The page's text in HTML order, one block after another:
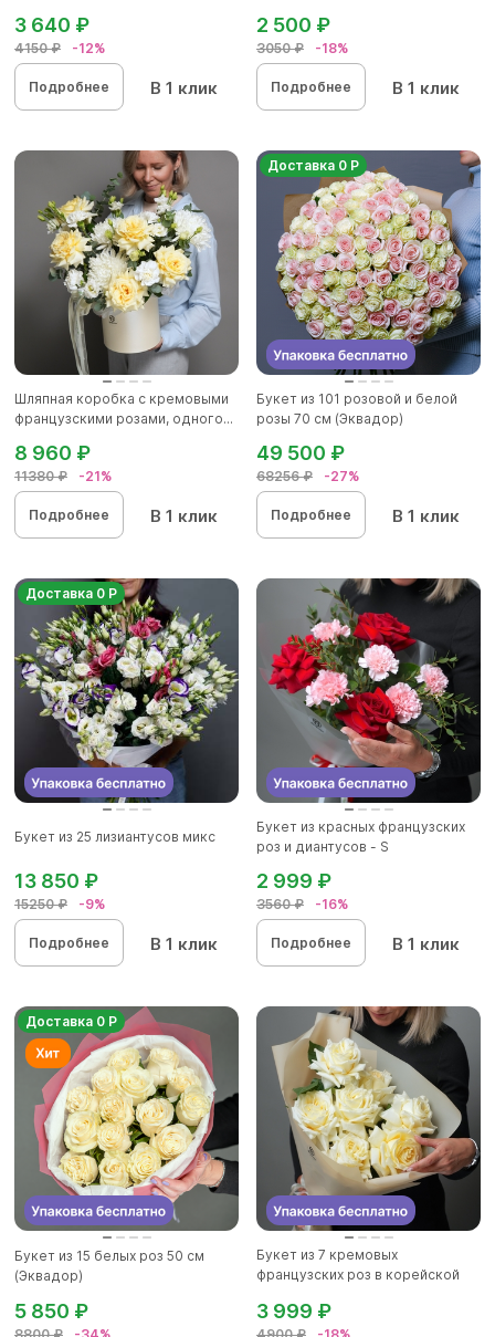
4150 ₽ -12%
3 640 ₽
Подробнее В 1 клик
3050 ₽ -18%
2 500 ₽
Подробнее В 1 клик
Шляпная коробка с кремовыми
французскими розами, одного...
11380 ₽ -21%
8 960 ₽
Подробнее В 1 клик
Доставка 0 Р
Букет из 101 розовой и белой
розы 70 см (Эквадор)
68256 ₽ -27%
49 500 ₽
Подробнее В 1 клик
Доставка 0 Р
Букет из 25 лизиантусов микс
15250 ₽ -9%
13 850 ₽
Подробнее В 1 клик
Букет из красных французских
роз и диантусов - S
3560 ₽ -16%
2 999 ₽
Подробнее В 1 клик
Доставка 0 Р
Букет из 15 белых роз 50 см
(Эквадор)
5 850 ₽
Букет из 7 кремовых
французских роз в корейской
3 999 ₽